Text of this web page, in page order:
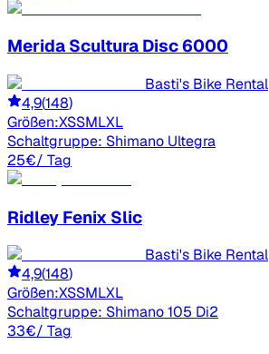
Merida Scultura Disc 6000
Basti's Bike Rental
4,9(148)
Größen:XSSMLXL
Schaltgruppe: Shimano Ultegra
25€/ Tag
Ridley Fenix Slic
Basti's Bike Rental
4,9(148)
Größen:XSSMLXL
Schaltgruppe: Shimano 105 Di2
33€/ Tag